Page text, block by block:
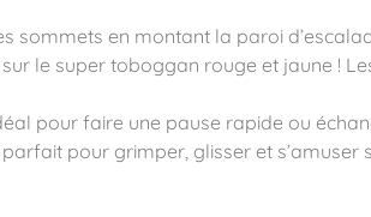
sommets en montant la paroi
le super toboggan rouge et jaune !
pour faire une pause rapide ou
pour grimper, glisser et s’amuser